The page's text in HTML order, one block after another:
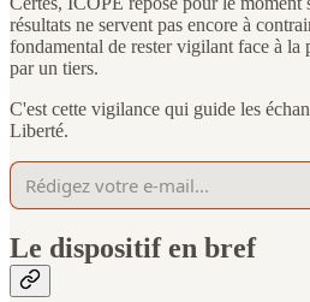
résultats ne servent pas encore à
fondamental de rester vigilant face à la
par un tiers.
C'est cette vigilance qui guide les
Liberté.
Le dispositif en bref